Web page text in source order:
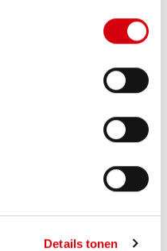
Details tonen
€ 795.000
134,3m²